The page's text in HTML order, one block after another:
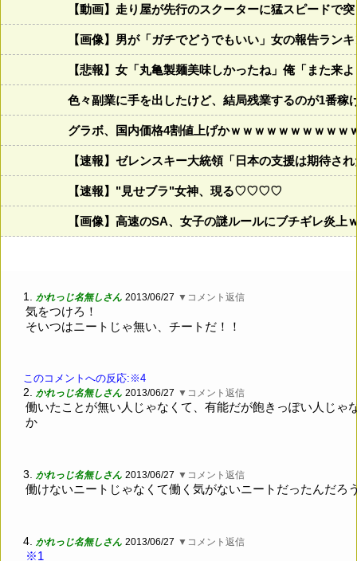
【動画】走り屋が先行のスクーターに猛スピードで
【画像】男が「ガチでどうでもいい」女の報告ラ
【悲報】女「丸亀製麺美味しかったね」俺「また
色々副業に手を出したけど、結局残業するのが1番稼
グラボ、国内価格4割値上げかｗｗｗｗｗｗｗｗｗｗ
【速報】ゼレンスキー大統領「日本の支援は期待さ
【速報】"見せブラ"女神、現る♡♡♡♡
【画像】高速のSA、女子の謎ルールにブチギレ炎上
1. かれっじ名無しさん 2013/06/27 ▼コメント返信
気をつけろ！
そいつはニートじゃ無い、チートだ！！
このコメントへの反応:※4
2. かれっじ名無しさん 2013/06/27 ▼コメント返信
働いたことが無い人じゃなくて、有能だが飽きっぽい人じゃ
か
3. かれっじ名無しさん 2013/06/27 ▼コメント返信
働けないニートじゃなくて働く気がないニートだったんだろ
4. かれっじ名無しさん 2013/06/27 ▼コメント返信
※1